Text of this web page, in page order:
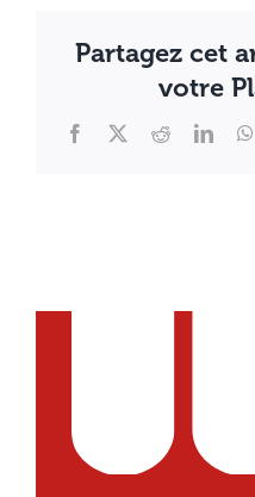
Partagez cet
votre
Facebook
X Reddit